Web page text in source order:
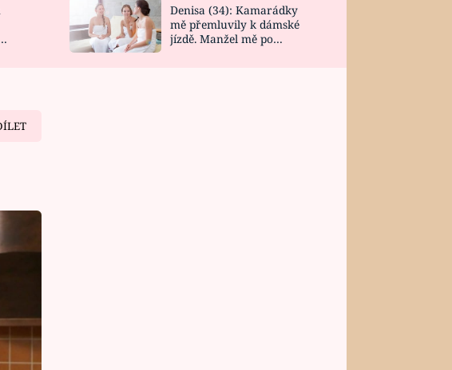
DESIGN
Denisa (34): Kamarádky
mě přemluvily k dámské
jízdě. Manžel mě po